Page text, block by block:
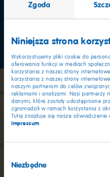
Zgoda
Niniejsza strona
Wykorzystujemy pliki cookie do
oferowania funkcji w mediach
korzystania z naszej strony
korzystania z naszej strony
naszym partnerom do celów
reklamami i analizami. Nasi partnerzy
danymi, które zostały udostępnione
zgromadzili w ramach korzystania z
Tutaj znajduje się nasze oświadczenie
impressum.
zgody
Niezbędne
od 6 do 7 lat